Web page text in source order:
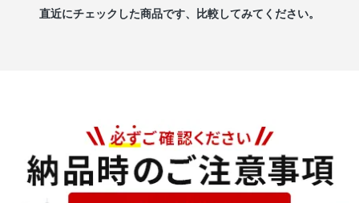
直近にチェックした商品です、比較してみてください。